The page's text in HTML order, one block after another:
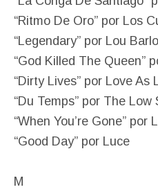
“Ritmo De Oro” por Los
“Legendary” por Lou
“God Killed The Queen”
“Dirty Lives” por Love As
“Du Temps” por The Low
“When You’re Gone” por
“Good Day” por Luce
M